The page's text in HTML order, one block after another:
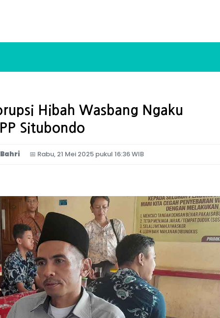
Hibah Wasbang Ngaku
Situbondo
📅 Rabu, 21 Mei 2025 pukul 16:36 WIB